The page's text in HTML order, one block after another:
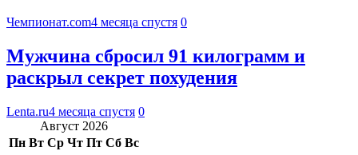
Чемпионат.com4 месяца спустя 0
Мужчина сбросил 91 килограмм и
раскрыл секрет похудения
Lenta.ru4 месяца спустя 0
Август 2026
Пн Вт Ср Чт Пт Сб Вс